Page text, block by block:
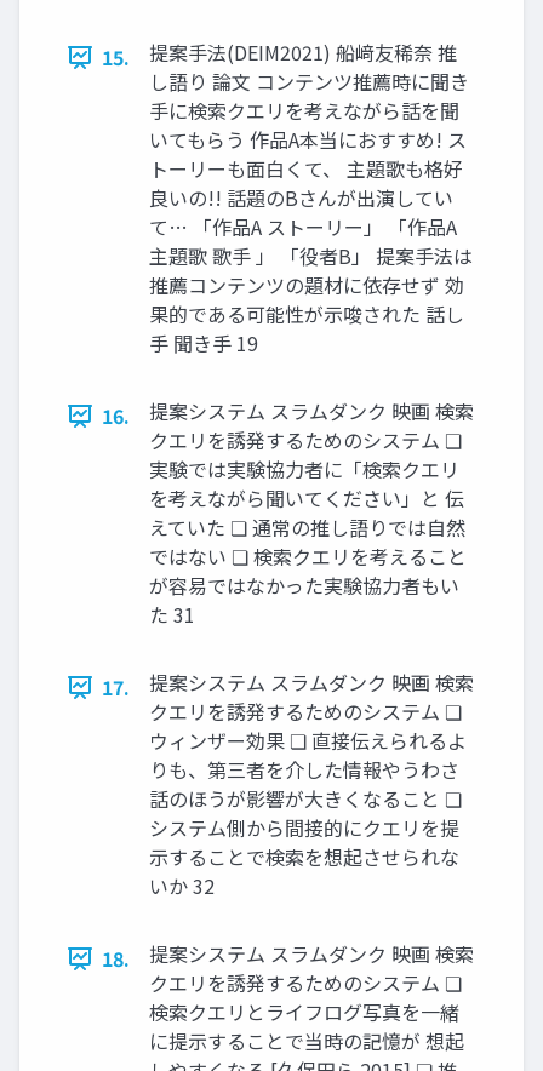
15.
提案手法(DEIM2021) 船﨑友稀奈 推
し語り 論文 コンテンツ推薦時に聞き
手に検索クエリを考えながら話を聞
いてもらう 作品A本当におすすめ! ス
トーリーも面白くて、 主題歌も格好
良いの!! 話題のBさんが出演してい
て… 「作品A ストーリー」 「作品A
主題歌 歌手 」 「役者B」 提案手法は
推薦コンテンツの題材に依存せず 効
果的である可能性が示唆された 話し
手 聞き手 19
16.
提案システム スラムダンク 映画 検索
クエリを誘発するためのシステム ❏
実験では実験協力者に「検索クエリ
を考えながら聞いてください」と 伝
えていた ❏ 通常の推し語りでは自然
ではない ❏ 検索クエリを考えること
が容易ではなかった実験協力者もい
た 31
17.
提案システム スラムダンク 映画 検索
クエリを誘発するためのシステム ❏
ウィンザー効果 ❏ 直接伝えられるよ
りも、第三者を介した情報やうわさ
話のほうが影響が大きくなること ❏
システム側から間接的にクエリを提
示することで検索を想起させられな
いか 32
18.
提案システム スラムダンク 映画 検索
クエリを誘発するためのシステム ❏
検索クエリとライフログ写真を一緒
に提示することで当時の記憶が 想起